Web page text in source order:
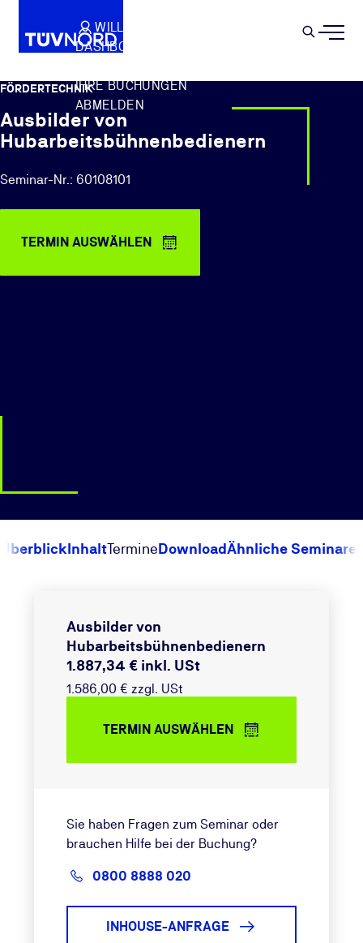
Springe zum Hauptinhalt
WILLKOMMEN
DASHBOARD
IHRE BUCHUNGEN
ABMELDEN
FÖRDERTECHNIK
Ausbilder von
Hubarbeitsbühnenbedienern
Seminar-Nr.: 60108101
TERMIN AUSWÄHLEN
ÜberblickInhaltTermineDownloadÄhnliche Seminare
Ausbilder von
Hubarbeitsbühnenbedienern
1.887,34 € inkl. USt
1.586,00 € zzgl. USt
TERMIN AUSWÄHLEN
Sie haben Fragen zum Seminar oder
brauchen Hilfe bei der Buchung?
0800 8888 020
INHOUSE-ANFRAGE